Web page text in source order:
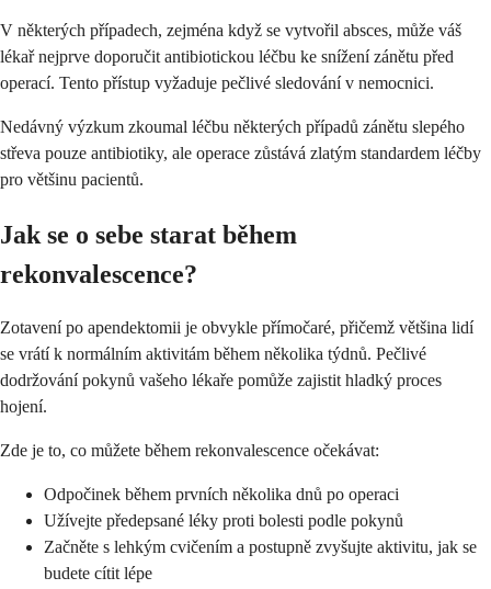
V některých případech, zejména když se vytvořil absces, může váš
lékař nejprve doporučit antibiotickou léčbu ke snížení zánětu před
operací. Tento přístup vyžaduje pečlivé sledování v nemocnici.
Nedávný výzkum zkoumal léčbu některých případů zánětu slepého
střeva pouze antibiotiky, ale operace zůstává zlatým standardem léčby
pro většinu pacientů.
Jak se o sebe starat během
rekonvalescence?
Zotavení po apendektomii je obvykle přímočaré, přičemž většina lidí
se vrátí k normálním aktivitám během několika týdnů. Pečlivé
dodržování pokynů vašeho lékaře pomůže zajistit hladký proces
hojení.
Zde je to, co můžete během rekonvalescence očekávat:
Odpočinek během prvních několika dnů po operaci
Užívejte předepsané léky proti bolesti podle pokynů
Začněte s lehkým cvičením a postupně zvyšujte aktivitu, jak se
budete cítit lépe